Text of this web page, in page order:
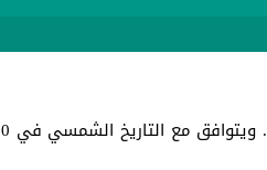
. ويتوافق مع التاريخ الشمسي في 10 الثور 1405 ، جميع هذه التواريخ في يوم